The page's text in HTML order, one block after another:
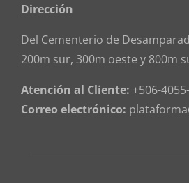
Dirección
Del Cementerio de
200m sur, 300m oeste y 800m
Atención al Cliente: +506-
Correo electrónico: